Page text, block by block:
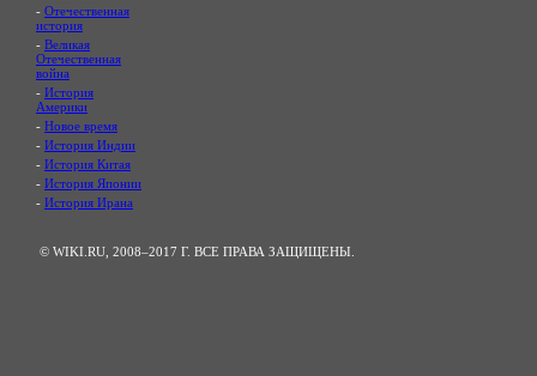
- Отечественная
история
- Великая
Отечественная
война
- История
Америки
- Новое время
- История Индии
- История Китая
- История Японии
- История Ирана
© WIKI.RU, 2008–2017 Г. ВСЕ ПРАВА ЗАЩИЩЕНЫ.